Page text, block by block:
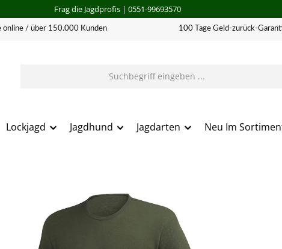
Frag die Jagdprofis| 0551-99693570
online / über 150.000 Kunden 100 Tage Geld-zurück-
Lockjagd Jagdhund Jagdarten Neu Im